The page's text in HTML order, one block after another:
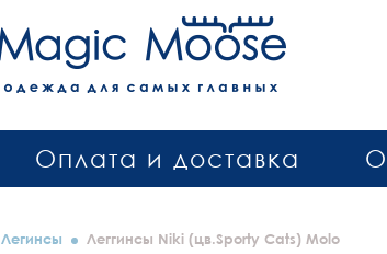
Оплата и доставка
Легинсы Леггинсы Niki (цв.Sporty Cats) Molo